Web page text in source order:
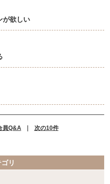
が欲しい
員Q&A ｜ 次の10件
リ